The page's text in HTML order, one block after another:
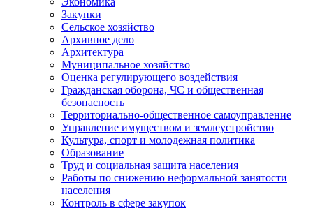
Закупки
Сельское хозяйство
Архивное дело
Архитектура
Муниципальное хозяйство
Оценка регулирующего воздействия
Гражданская оборона, ЧС и общественная
безопасность
Территориально-общественное самоуправление
Управление имуществом и землеустройство
Культура, спорт и молодежная политика
Образование
Труд и социальная защита населения
Работы по снижению неформальной занятости
населения
Контроль в сфере закупок